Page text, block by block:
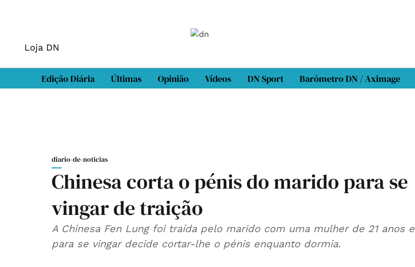
Loja DN
Edição Diária Últimas Opinião Vídeos DN Sport Barómetro DN / Aximage
diario-de-noticias
Chinesa corta o pénis do marido para se
vingar de traição
A Chinesa Fen Lung foi traída pelo marido com uma mulher de 21 anos e
para se vingar decide cortar-lhe o pénis enquanto dormia.